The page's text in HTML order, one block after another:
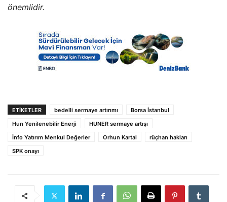
önemlidir.
ETIKETLER bedelli sermaye artırımı
Borsa İstanbul
Hun Yenilenebilir Enerji
HUNER sermaye artışı
İnfo Yatırım Menkul Değerler
Orhun Kartal
rüçhan hakları
SPK onayı